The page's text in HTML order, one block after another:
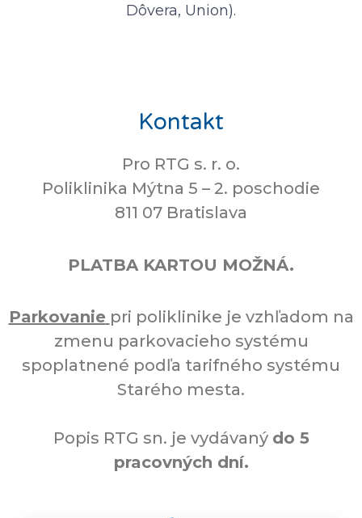
Dôvera, Union).
Kontakt
Pro RTG s. r. o.
Poliklinika Mýtna 5 – 2. poschodie
811 07 Bratislava
PLATBA KARTOU MOŽNÁ.
Parkovanie pri poliklinike je vzhľadom na
zmenu parkovacieho systému
spoplatnené podľa tarifného systému
Starého mesta.
Popis RTG sn. je vydávaný do 5
pracovných dní.